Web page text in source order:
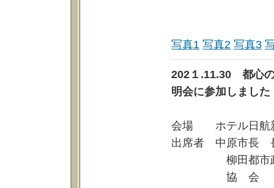
写真1 写真2 写真3
202１.11.30 都心の
明会に参加しました
会場 ホテル日航
出席者 中原市長
柳田都市政策
協 会 荒川理